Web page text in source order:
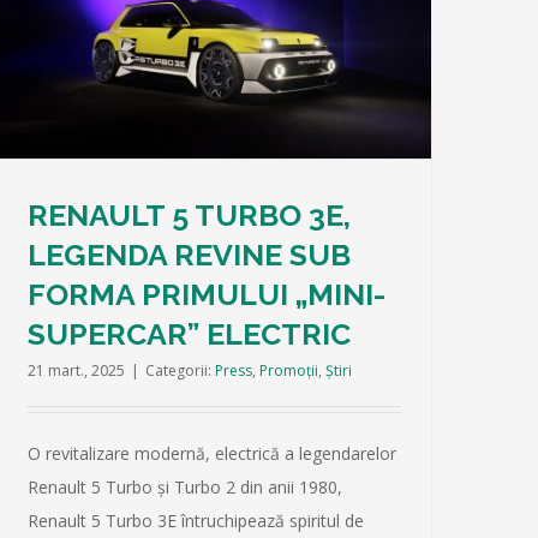
RENAULT 5 TURBO 3E,
LEGENDA REVINE SUB
FORMA PRIMULUI „MINI-
SUPERCAR” ELECTRIC
21 mart., 2025 | Categorii: Press, Promoții, Știri
O revitalizare modernă, electrică a legendarelor
Renault 5 Turbo și Turbo 2 din anii 1980,
Renault 5 Turbo 3E întruchipează spiritul de